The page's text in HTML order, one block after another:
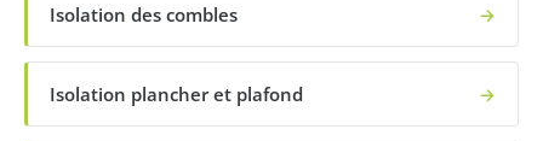
Isolation des combles →
Isolation plancher et plafond →